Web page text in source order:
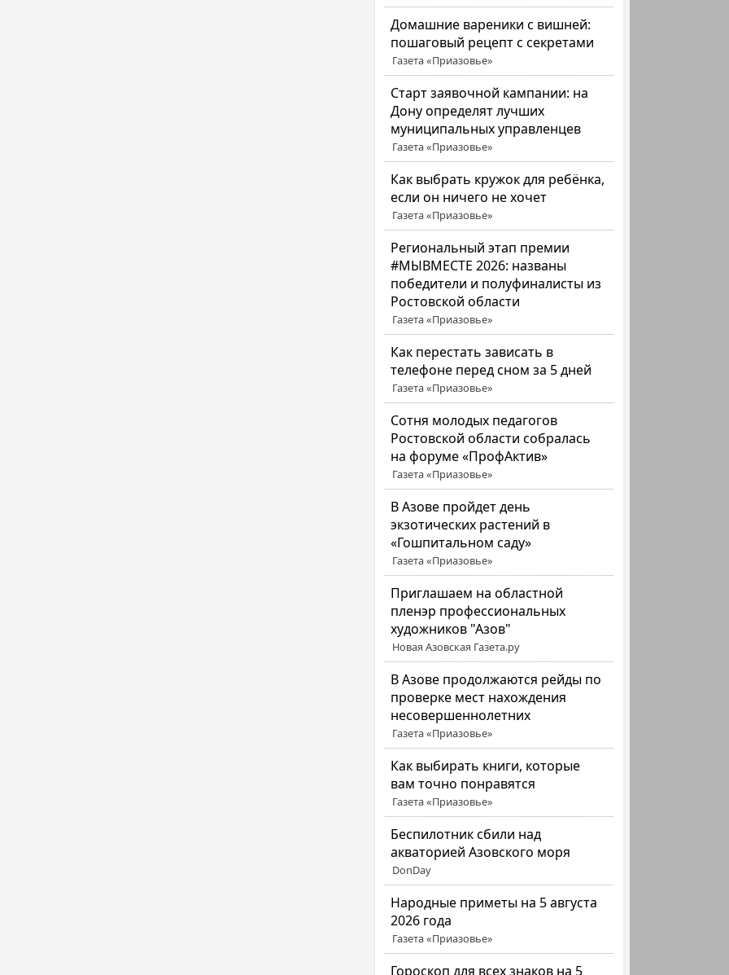
Домашние вареники с вишней:
пошаговый рецепт с секретами
Газета «Приазовье»
Старт заявочной кампании: на
Дону определят лучших
муниципальных управленцев
Газета «Приазовье»
Как выбрать кружок для ребёнка,
если он ничего не хочет
Газета «Приазовье»
Региональный этап премии
#МЫВМЕСТЕ 2026: названы
победители и полуфиналисты из
Ростовской области
Газета «Приазовье»
Как перестать зависать в
телефоне перед сном за 5 дней
Газета «Приазовье»
Сотня молодых педагогов
Ростовской области собралась
на форуме «ПрофАктив»
Газета «Приазовье»
В Азове пройдет день
экзотических растений в
«Гошпитальном саду»
Газета «Приазовье»
Приглашаем на областной
пленэр профессиональных
художников "Азов"
Новая Азовская Газета.ру
В Азове продолжаются рейды по
проверке мест нахождения
несовершеннолетних
Газета «Приазовье»
Как выбирать книги, которые
вам точно понравятся
Газета «Приазовье»
Беспилотник сбили над
акваторией Азовского моря
DonDay
Народные приметы на 5 августа
2026 года
Газета «Приазовье»
Гороскоп для всех знаков на 5